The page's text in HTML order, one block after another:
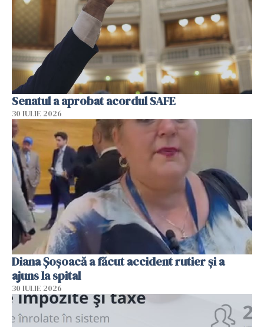
Senatul a aprobat acordul SAFE
30 IULIE 2026
Diana Șoșoacă a făcut accident rutier și a
ajuns la spital
30 IULIE 2026